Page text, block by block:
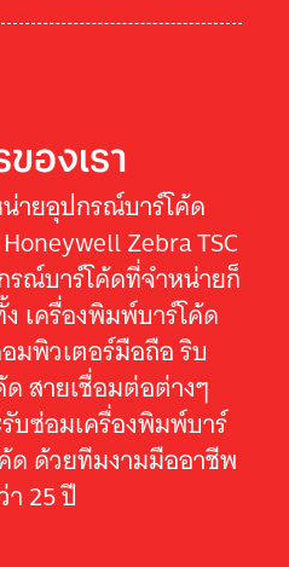
องเรา
ายอุปกรณ์บาร์โค้ด
Zebra TSC
รณ์บาร์โค้ดที่จำหน่ายก็
เครื่องพิมพ์บาร์โค้ด
มพิวเตอร์มือถือ ริบ
สายเชื่อมต่อต่างๆ
บซ่อมเครื่องพิมพ์บาร์
ด ด้วยทีมงามมืออาชีพ
25 ปี